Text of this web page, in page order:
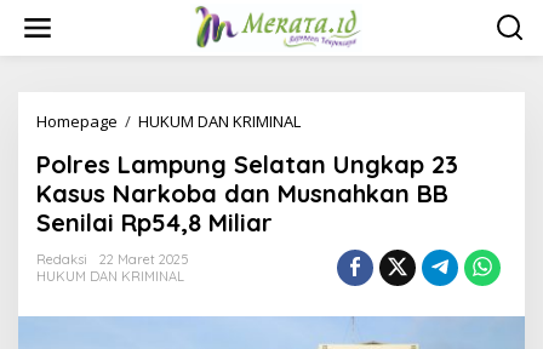
w
Homepage / HUKUM DAN KRIMINAL
l
r
e
p
Polres Lampung Selatan Ungkap 23
Kasus Narkoba dan Musnahkan BB
Senilai Rp54,8 Miliar
Redaksi
22 Maret 2025
HUKUM DAN KRIMINAL